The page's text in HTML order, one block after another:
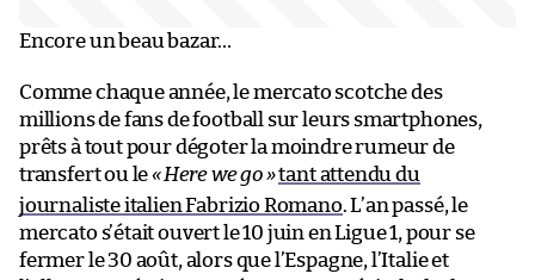
Encore un beau bazar…
Comme chaque année, le mercato scotche des
millions de fans de football sur leurs smartphones,
prêts à tout pour dégoter la moindre rumeur de
transfert ou le«Here we go »tant attendu du
journaliste italien Fabrizio Romano. L’an passé, le
mercato s’était ouvert le 10 juin en Ligue 1, pour se
fermer le 30 août, alors que l’Espagne, l’Italie et